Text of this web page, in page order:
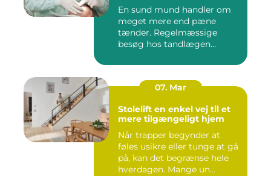
En sund mund handler om
meget mere end pæne
tænder. Regelmæssige
besøg hos tandlægen
07. Mar
Stolelift en enkel vej til et
mere tilgængeligt hjem
Når trapper begynder at
føles usikre eller tunge at gå
på, kan det begrænse hele
hverdagen. Mange un...